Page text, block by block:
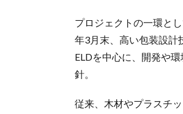
プロジェクトの一環と
年3月末、高い包装設計
ELDを中心に、開発や
針。
従来、木材やプラスチ